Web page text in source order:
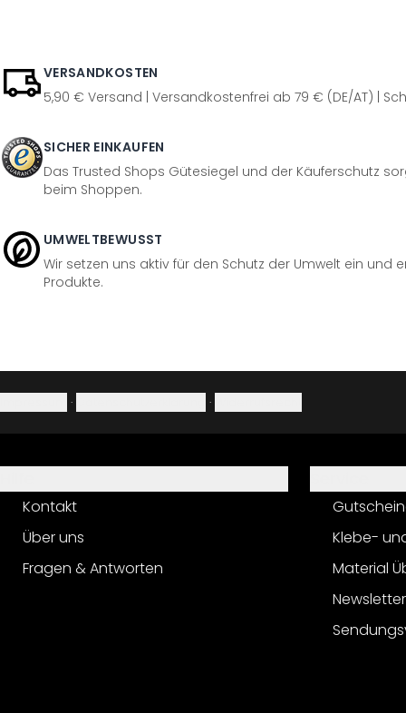
VERSANDKOSTEN
5,90 € Versand | Versandkostenfrei ab 79 € (DE/AT) |
SICHER EINKAUFEN
Das Trusted Shops Gütesiegel und der Käuferschutz
beim Shoppen.
UMWELTBEWUSST
Wir setzen uns aktiv für den Schutz der Umwelt ein und
Produkte.
· ·
Kontakt
Über uns
Fragen & Antworten
Klebe-
Material